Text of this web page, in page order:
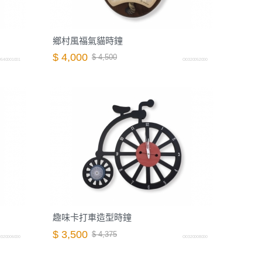
鄉村風福氣貓時鐘
$ 4,000 $ 4,500 O0320052000
趣味卡打車造型時鐘
$ 3,500 $ 4,375 O0320008000